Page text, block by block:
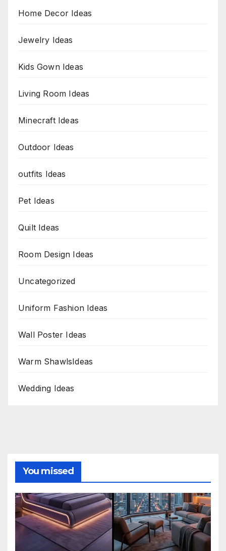
Home Decor Ideas
Jewelry Ideas
Kids Gown Ideas
Living Room Ideas
Minecraft Ideas
Outdoor Ideas
outfits Ideas
Pet Ideas
Quilt Ideas
Room Design Ideas
Uncategorized
Uniform Fashion Ideas
Wall Poster Ideas
Warm ShawlsIdeas
Wedding Ideas
You missed